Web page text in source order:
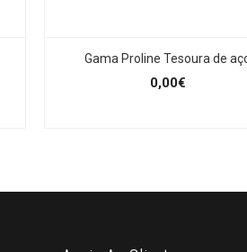
Gama Proline Tesoura de
0,00€